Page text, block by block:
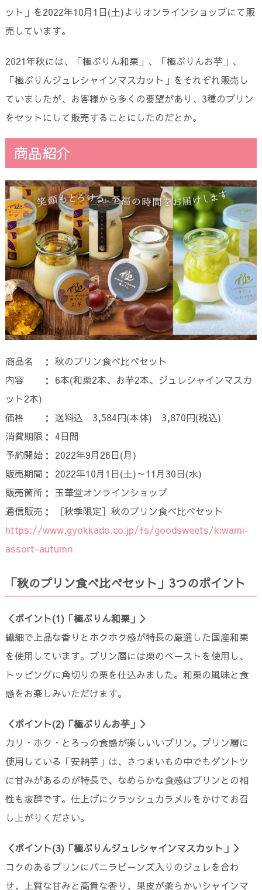
ット」を2022年10月1日(土)よりオンラインショップにて販
売しています。
2021年秋には、「極ぷりん和栗」、「極ぷりんお芋」、
「極ぷりんジュレシャインマスカット」をそれぞれ販売し
ていましたが、お客様から多くの要望があり、3種のプリン
をセットにして販売することにしたのだとか。
商品紹介
商品名 ： 秋のプリン食べ比べセット
内容 ： 6本(和栗2本、お芋2本、ジュレシャインマスカ
ット2本)
価格 ： 送料込 3,584円(本体) 3,870円(税込)
消費期限： 4日間
予約開始： 2022年9月26日(月)
販売期間： 2022年10月1日(土)～11月30日(水)
販売箇所： 玉華堂オンラインショップ
通信販売： ［秋季限定］秋のプリン食べ比べセット
https://www.gyokkado.co.jp/fs/goodsweets/kiwami-
assort-autumn
「秋のプリン食べ比べセット」3つのポイント
＜ポイント(1)「極ぷりん和栗」＞
繊細で上品な香りとホクホク感が特長の厳選した国産和栗
を使用しています。プリン層には栗のペーストを使用し、
トッピングに角切りの栗を仕込みました。和栗の風味と食
感をお楽しみいただけます。
＜ポイント(2)「極ぷりんお芋」＞
カリ・ホク・とろっの食感が楽しいいプリン。プリン層に
使用している「安納芋」は、さつまいもの中でもダントツ
に甘みがあるのが特長で、なめらかな食感はプリンとの相
性も抜群です。仕上げにクラッシュカラメルをかけてお召
し上がりください。
＜ポイント(3)「極ぷりんジュレシャインマスカット」＞
コクのあるプリンにバニラビーンズ入りのジュレを合わ
せ、上質な甘みと高貴な香り、果皮が柔らかいシャインマ